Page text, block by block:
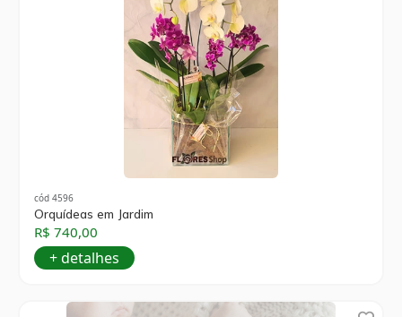
cód 4596
Orquídeas em Jardim
R$ 740,00
+ detalhes